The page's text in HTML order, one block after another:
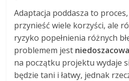
Adaptacja poddasza to
przynieść wiele korzyści, ale
ryzyko popełnienia różnych
problemem jest
na początku projektu wydaje
będzie tani i łatwy, jednak